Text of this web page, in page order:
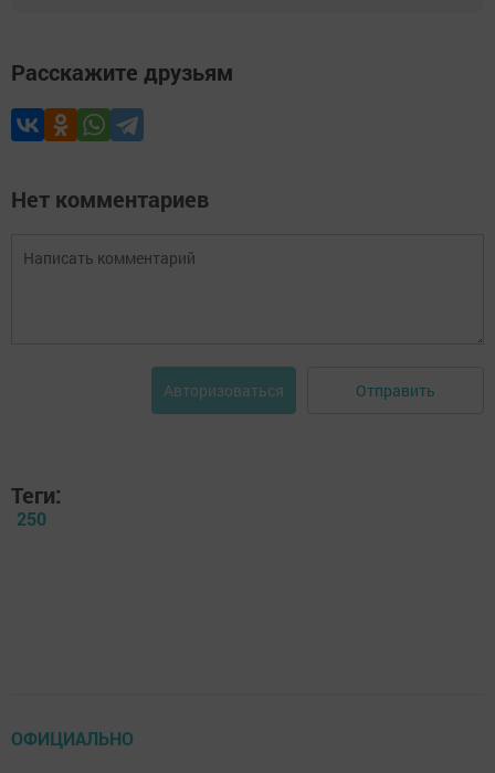
Расскажите друзьям
Нет комментариев
Авторизоваться Отправить
Теги:
250
ОФИЦИАЛЬНО